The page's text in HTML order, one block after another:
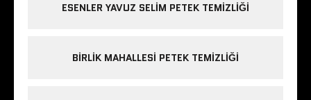
ESENLER YAVUZ SELIM PETEK TEMIZLIĞI
BIRLIK MAHALLESI PETEK TEMIZLIĞI